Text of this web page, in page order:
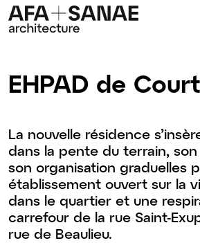
EHPAD de
La nouvelle résidence
dans la pente du terrain,
son organisation graduelles
établissement ouvert sur la
dans le quartier et une
carrefour de la rue Saint-
rue de Beaulieu.